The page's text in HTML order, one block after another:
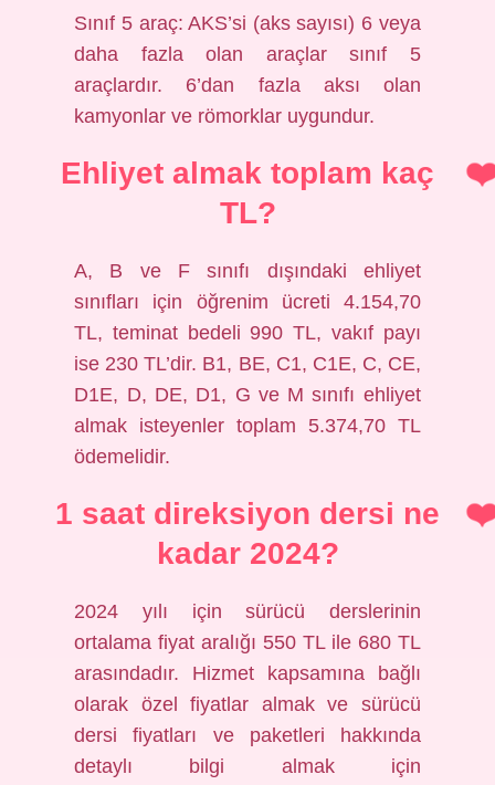
Sınıf 5 araç: AKS’si (aks sayısı) 6 veya
daha fazla olan araçlar sınıf 5
araçlardır. 6’dan fazla aksı olan
kamyonlar ve römorklar uygundur.
Ehliyet almak toplam kaç
TL?
A, B ve F sınıfı dışındaki ehliyet
sınıfları için öğrenim ücreti 4.154,70
TL, teminat bedeli 990 TL, vakıf payı
ise 230 TL’dir. B1, BE, C1, C1E, C, CE,
D1E, D, DE, D1, G ve M sınıfı ehliyet
almak isteyenler toplam 5.374,70 TL
ödemelidir.
1 saat direksiyon dersi ne
kadar 2024?
2024 yılı için sürücü derslerinin
ortalama fiyat aralığı 550 TL ile 680 TL
arasındadır. Hizmet kapsamına bağlı
olarak özel fiyatlar almak ve sürücü
dersi fiyatları ve paketleri hakkında
detaylı bilgi almak için